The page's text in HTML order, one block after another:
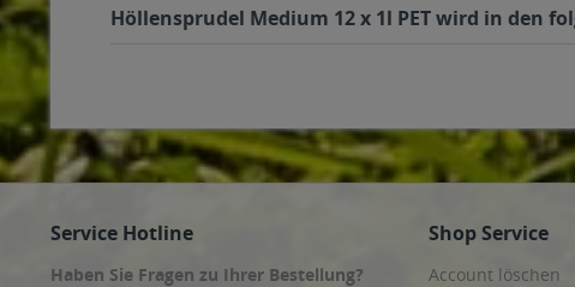
Höllensprudel Medium 12 x 1l PET wird in den
Service Hotline
Haben Sie Fragen zu Ihrer Bestellung?
Shop Service
Account löschen